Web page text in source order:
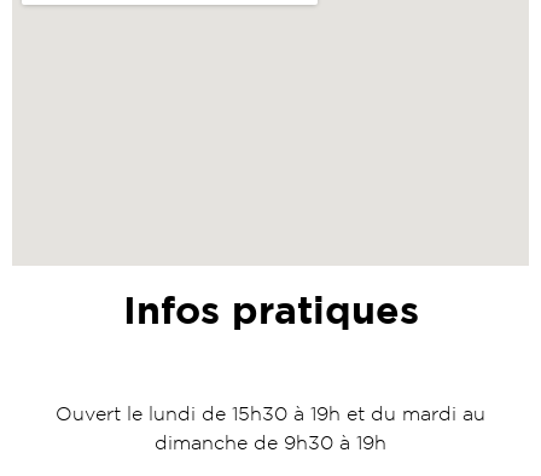
Infos pratiques
Ouvert le lundi de 15h30 à 19h et du mardi au
dimanche de 9h30 à 19h